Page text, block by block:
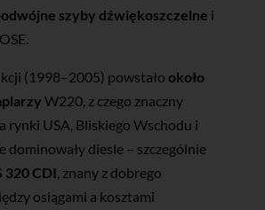
szyby dźwiękoszczelne i
(1998–2005) powstało około
W220, z czego znaczny
rynki USA, Bliskiego Wschodu i
dominowały diesle – szczególnie
320 CDI , znany z dobrego
osiągami a kosztami